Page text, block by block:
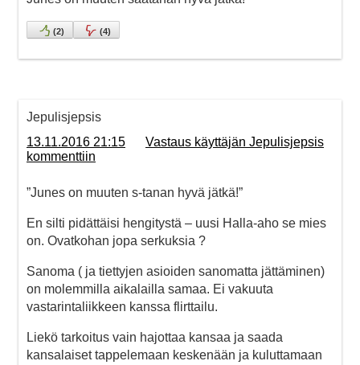
(2) (4)
Jepulisjepsis
13.11.2016 21:15
Vastaus käyttäjän Jepulisjepsis
kommenttiin
”Junes on muuten s-tanan hyvä jätkä!”
En silti pidättäisi hengitystä – uusi Halla-aho se mies
on. Ovatkohan jopa serkuksia ?
Sanoma ( ja tiettyjen asioiden sanomatta jättäminen)
on molemmilla aikalailla samaa. Ei vakuuta
vastarintaliikkeen kanssa flirttailu.
Liekö tarkoitus vain hajottaa kansaa ja saada
kansalaiset tappelemaan keskenään ja kuluttamaan